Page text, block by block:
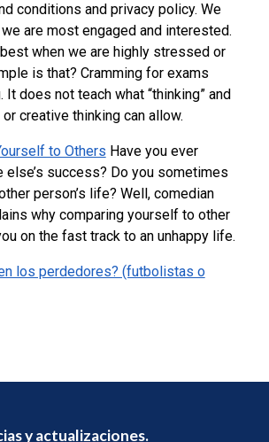
conditions and privacy policy. We
are most engaged and interested.
when we are highly stressed or
is that? Cramming for exams
It does not teach what “thinking” and
creative thinking can allow.
to Others Have you ever
else’s success? Do you sometimes
person’s life? Well, comedian
why comparing yourself to other
on the fast track to an unhappy life.
los perdedores? (futbolistas o
y actualizaciones.